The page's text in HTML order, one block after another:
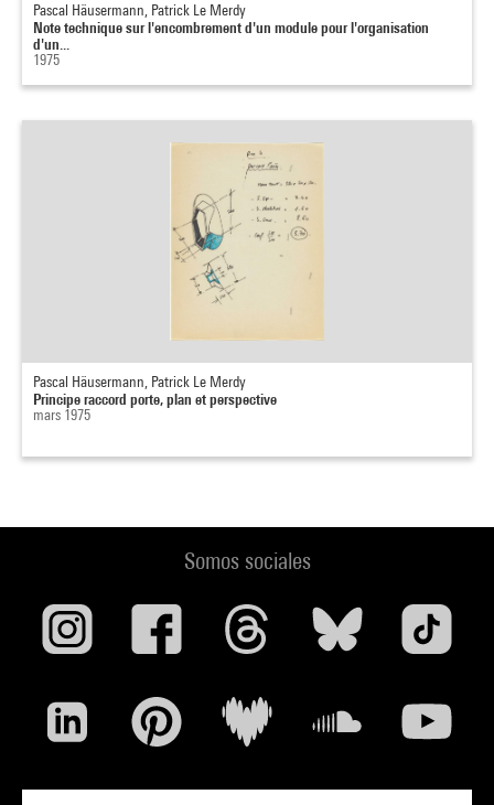
Pascal Häusermann, Patrick Le Merdy
Note technique sur l'encombrement d'un module pour l'organisation
d'un...
1975
Pascal Häusermann, Patrick Le Merdy
Principe raccord porte, plan et perspective
mars 1975
Somos sociales